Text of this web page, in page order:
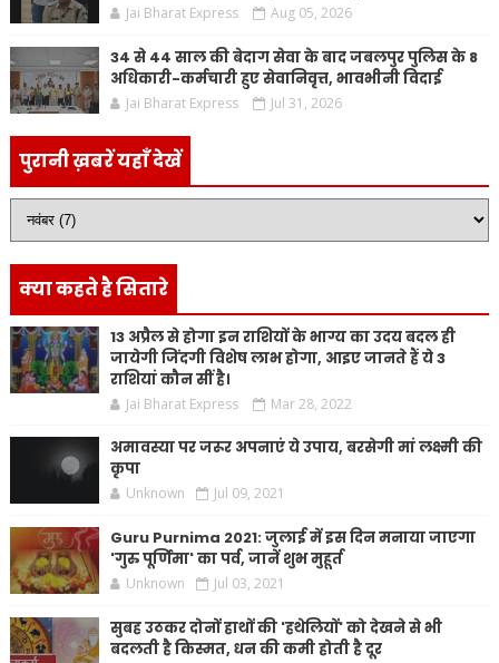
Jai Bharat Express Aug 05, 2026
34 से 44 साल की बेदाग सेवा के बाद जबलपुर पुलिस के 8
अधिकारी-कर्मचारी हुए सेवानिवृत्त, भावभीनी विदाई
Jai Bharat Express Jul 31, 2026
पुरानी ख़बरें यहाँ देखें
क्या कहते है सितारे
13 अप्रैल से होगा इन राशियों के भाग्य का उदय बदल ही
जायेगी जिंदगी विशेष लाभ होगा, आइए जानते हैं ये 3
राशियां कौन सीं है।
Jai Bharat Express Mar 28, 2022
अमावस्या पर जरूर अपनाएं ये उपाय, बरसेगी मां लक्ष्मी की
कृपा
Unknown Jul 09, 2021
Guru Purnima 2021: जुलाई में इस दिन मनाया जाएगा
'गुरु पूर्णिमा' का पर्व, जानें शुभ मुहूर्त
Unknown Jul 03, 2021
सुबह उठकर दोनों हाथों की 'हथेलियों' को देखने से भी
बदलती है किस्मत, धन की कमी होती है दूर